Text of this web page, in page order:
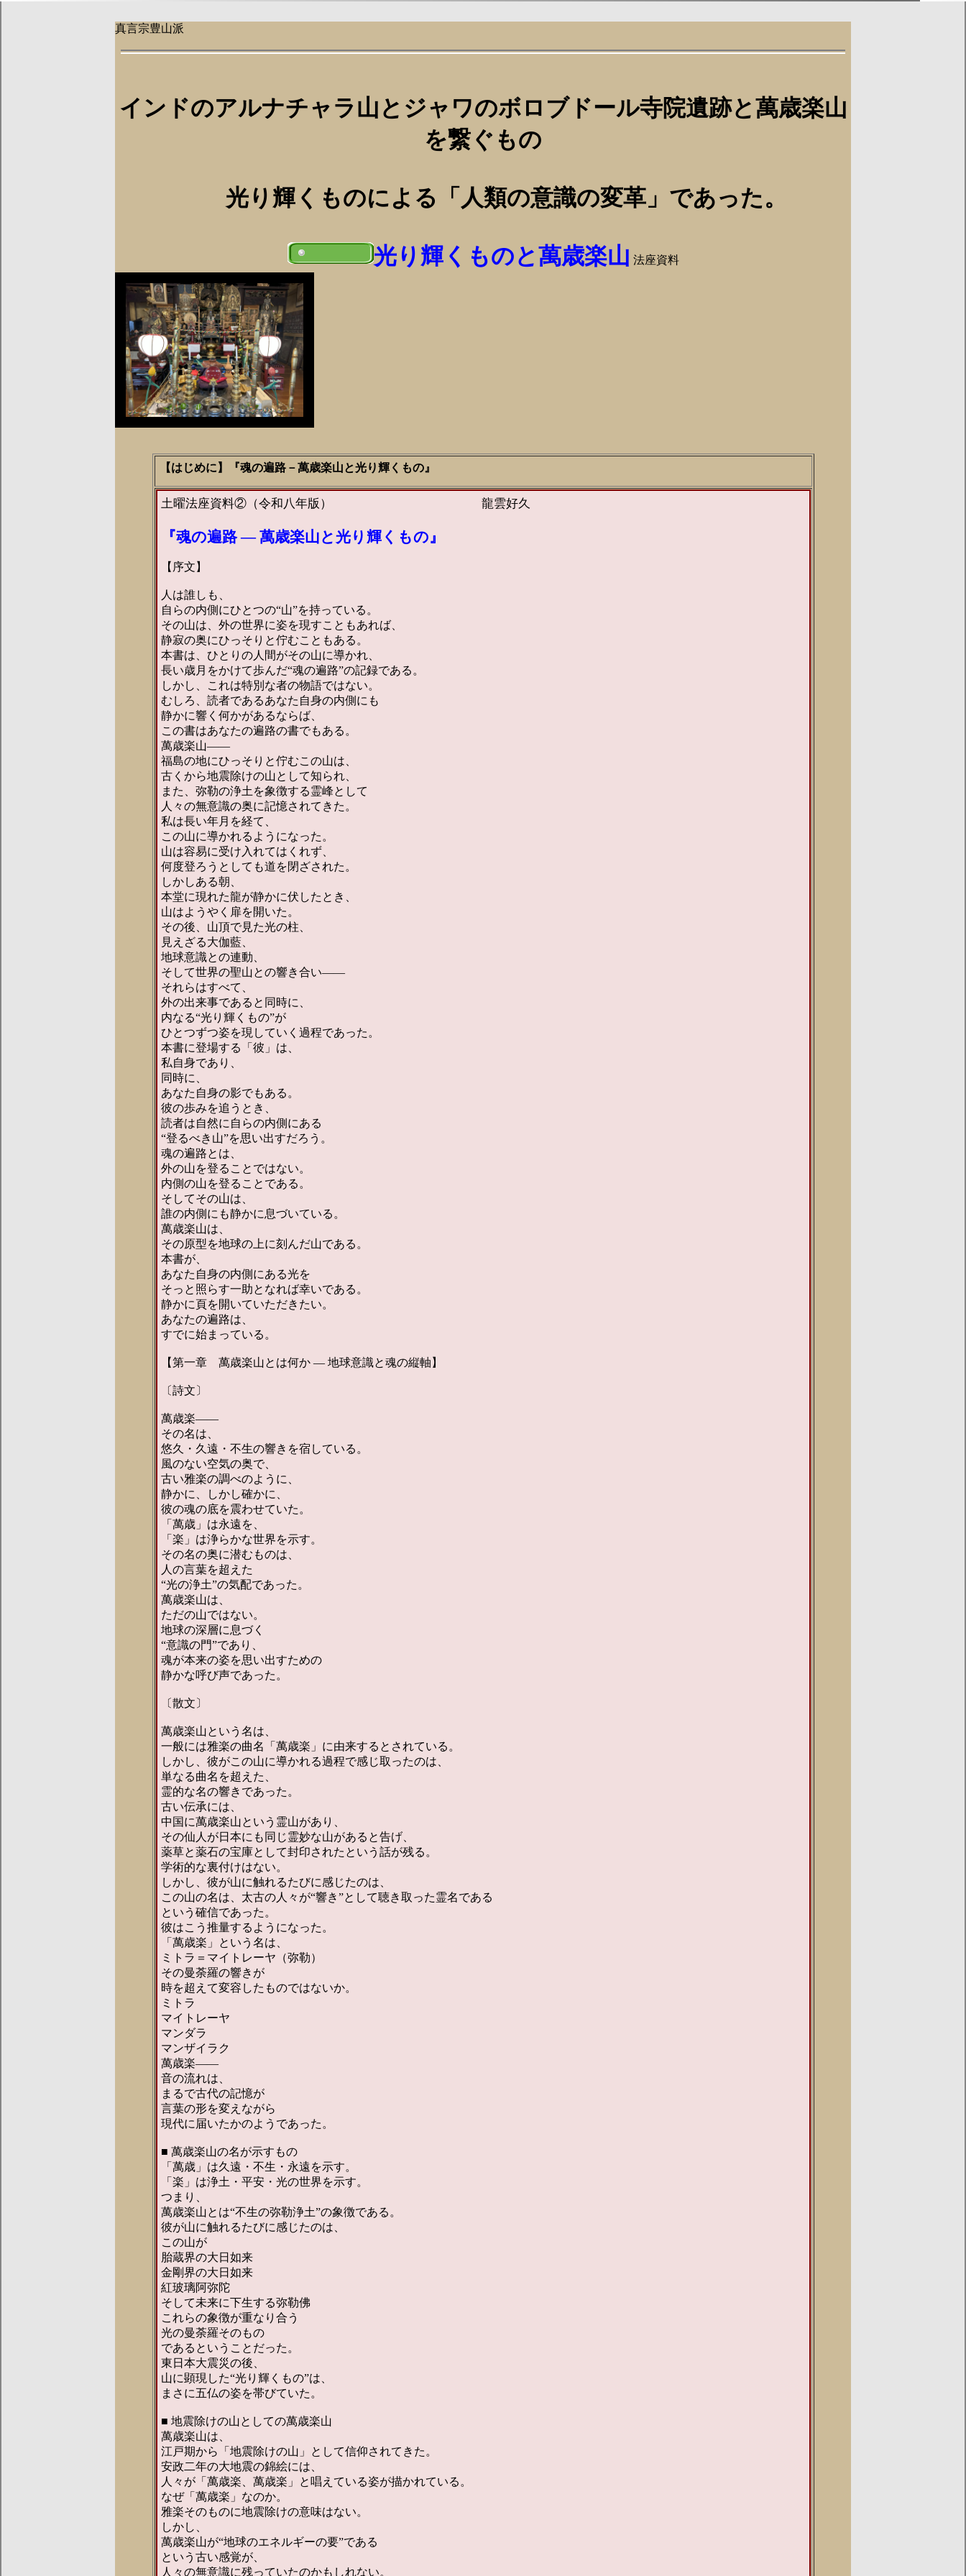
真言宗豊山派
インドのアルナチャラ山とジャワのボロブドール寺院遺跡と萬歳楽山
を繋ぐもの
光り輝くものによる「人類の意識の変革」であった。
光り輝くものと萬歳楽山 法座資料
【はじめに】『魂の遍路－萬歳楽山と光り輝くもの』
土曜法座資料②（令和八年版） 龍雲好久
『魂の遍路 ― 萬歳楽山と光り輝くもの』
【序文】
人は誰しも、
自らの内側にひとつの“山”を持っている。
その山は、外の世界に姿を現すこともあれば、
静寂の奥にひっそりと佇むこともある。
本書は、ひとりの人間がその山に導かれ、
長い歳月をかけて歩んだ“魂の遍路”の記録である。
しかし、これは特別な者の物語ではない。
むしろ、読者であるあなた自身の内側にも
静かに響く何かがあるならば、
この書はあなたの遍路の書でもある。
萬歳楽山――
福島の地にひっそりと佇むこの山は、
古くから地震除けの山として知られ、
また、弥勒の浄土を象徴する霊峰として
人々の無意識の奥に記憶されてきた。
私は長い年月を経て、
この山に導かれるようになった。
山は容易に受け入れてはくれず、
何度登ろうとしても道を閉ざされた。
しかしある朝、
本堂に現れた龍が静かに伏したとき、
山はようやく扉を開いた。
その後、山頂で見た光の柱、
見えざる大伽藍、
地球意識との連動、
そして世界の聖山との響き合い――
それらはすべて、
外の出来事であると同時に、
内なる“光り輝くもの”が
ひとつずつ姿を現していく過程であった。
本書に登場する「彼」は、
私自身であり、
同時に、
あなた自身の影でもある。
彼の歩みを追うとき、
読者は自然に自らの内側にある
“登るべき山”を思い出すだろう。
魂の遍路とは、
外の山を登ることではない。
内側の山を登ることである。
そしてその山は、
誰の内側にも静かに息づいている。
萬歳楽山は、
その原型を地球の上に刻んだ山である。
本書が、
あなた自身の内側にある光を
そっと照らす一助となれば幸いである。
静かに頁を開いていただきたい。
あなたの遍路は、
すでに始まっている。
【第一章 萬歳楽山とは何か ― 地球意識と魂の縦軸】
〔詩文〕
萬歳楽――
その名は、
悠久・久遠・不生の響きを宿している。
風のない空気の奥で、
古い雅楽の調べのように、
静かに、しかし確かに、
彼の魂の底を震わせていた。
「萬歳」は永遠を、
「楽」は浄らかな世界を示す。
その名の奥に潜むものは、
人の言葉を超えた
“光の浄土”の気配であった。
萬歳楽山は、
ただの山ではない。
地球の深層に息づく
“意識の門”であり、
魂が本来の姿を思い出すための
静かな呼び声であった。
〔散文〕
萬歳楽山という名は、
一般には雅楽の曲名「萬歳楽」に由来するとされている。
しかし、彼がこの山に導かれる過程で感じ取ったのは、
単なる曲名を超えた、
霊的な名の響きであった。
古い伝承には、
中国に萬歳楽山という霊山があり、
その仙人が日本にも同じ霊妙な山があると告げ、
薬草と薬石の宝庫として封印されたという話が残る。
学術的な裏付けはない。
しかし、彼が山に触れるたびに感じたのは、
この山の名は、太古の人々が“響き”として聴き取った霊名である
という確信であった。
彼はこう推量するようになった。
「萬歳楽」という名は、
ミトラ＝マイトレーヤ（弥勒）
その曼荼羅の響きが
時を超えて変容したものではないか。
ミトラ
マイトレーヤ
マンダラ
マンザイラク
萬歳楽――
音の流れは、
まるで古代の記憶が
言葉の形を変えながら
現代に届いたかのようであった。
■ 萬歳楽山の名が示すもの
「萬歳」は久遠・不生・永遠を示す。
「楽」は浄土・平安・光の世界を示す。
つまり、
萬歳楽山とは“不生の弥勒浄土”の象徴である。
彼が山に触れるたびに感じたのは、
この山が
胎蔵界の大日如来
金剛界の大日如来
紅玻璃阿弥陀
そして未来に下生する弥勒佛
これらの象徴が重なり合う
光の曼荼羅そのもの
であるということだった。
東日本大震災の後、
山に顕現した“光り輝くもの”は、
まさに五仏の姿を帯びていた。
■ 地震除けの山としての萬歳楽山
萬歳楽山は、
江戸期から「地震除けの山」として信仰されてきた。
安政二年の大地震の錦絵には、
人々が「萬歳楽、萬歳楽」と唱えている姿が描かれている。
なぜ「萬歳楽」なのか。
雅楽そのものに地震除けの意味はない。
しかし、
萬歳楽山が“地球のエネルギーの要”である
という古い感覚が、
人々の無意識に残っていたのかもしれない。